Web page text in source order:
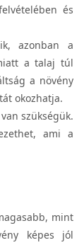
és
azonban a
a talaj túl
a növény
okozhatja.
szükségük.
ami a
mint
képes jól